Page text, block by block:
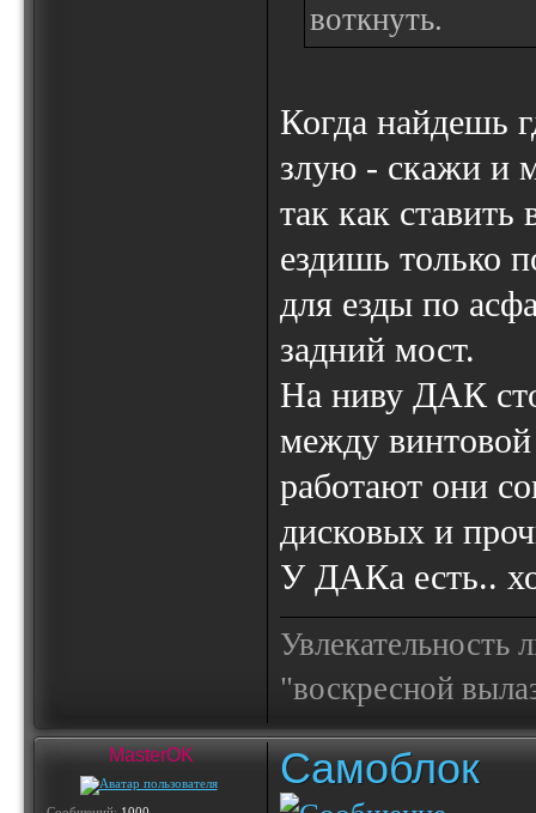
воткнуть.
Когда найдешь
злую - скажи и
так как
ездишь только
для езды по
задний мост.
На ниву ДАК
между
работают они
дисковых и
У ДАКа есть..
Увлекательность
"воскресной
MasterOK Самоблок